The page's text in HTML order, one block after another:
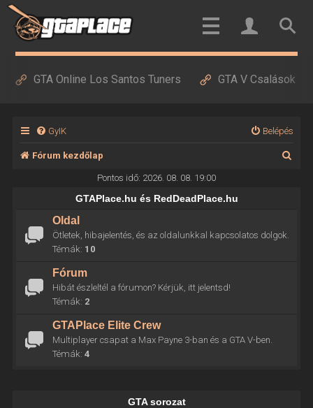
GTA Online Los Santos Tuners GTA V Csalások
GyIK Belépés
Fórum kezdőlap
Pontos idő: 2026. 08. 08. 19:00
GTAPlace.hu és RedDeadPlace.hu
Oldal
Ötletek, hibajelentés, és az oldalunkkal kapcsolatos dolgok.
Témák: 10
Fórum
Hibát észleltél a fórumon? Kérjük, itt jelentsd!
Témák: 2
GTAPlace Elite Crew
Multiplayer csapat a Max Payne 3-ban és a GTA V-ben.
Témák: 4
GTA sorozat